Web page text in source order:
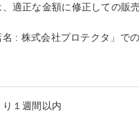
適正な金額に修正しての販
: 株式会社プロテクタ」で
１週間以内